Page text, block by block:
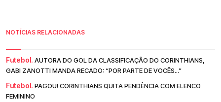
NOTÍCIAS RELACIONADAS
Futebol. AUTORA DO GOL DA CLASSIFICAÇÃO DO CORINTHIANS,
GABI ZANOTTI MANDA RECADO: “POR PARTE DE VOCÊS...”
Futebol. PAGOU! CORINTHIANS QUITA PENDÊNCIA COM ELENCO
FEMININO